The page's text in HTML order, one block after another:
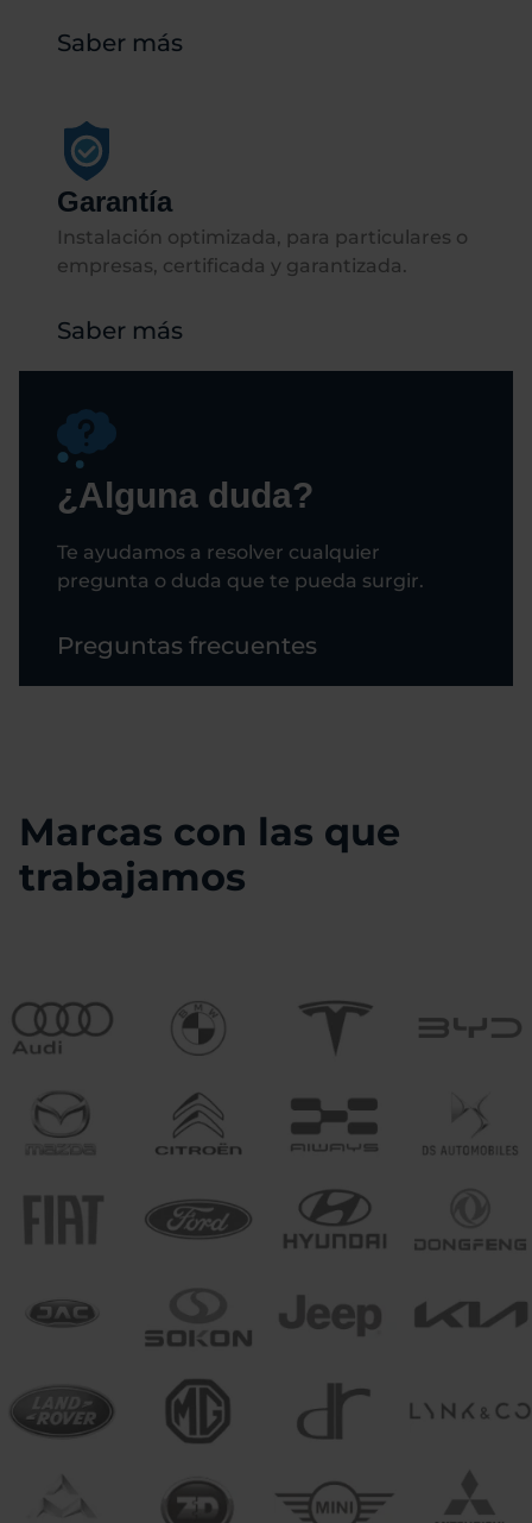
Saber más
Garantía
Instalación optimizada, para particulares o
empresas, certificada y garantizada.
Saber más
¿Alguna duda?
Te ayudamos a resolver cualquier
pregunta o duda que te pueda surgir.
Preguntas frecuentes
Marcas con las que
trabajamos